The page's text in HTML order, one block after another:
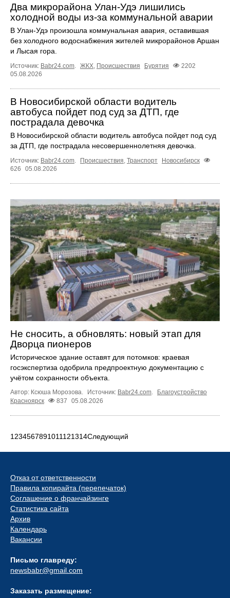
Два микрорайона Улан-Удэ лишились
холодной воды из-за коммунальной аварии
В Улан-Удэ произошла коммунальная авария, оставившая
без холодного водоснабжения жителей микрорайонов Аршан
и Лысая гора.
Источник: Babr24.com. ЖКХ, Происшествия Бурятия
2202
05.08.2026
В Новосибирской области водитель
автобуса пойдет под суд за ДТП, где
пострадала девочка
В Новосибирской области водитель автобуса пойдет под суд
за ДТП, где пострадала несовершеннолетняя девочка.
Источник: Babr24.com. Происшествия, Транспорт
Новосибирск
626
05.08.2026
Не сносить, а обновлять: новый этап для
Дворца пионеров
Историческое здание оставят для потомков: краевая
госэкспертиза одобрила предпроектную документацию с
учётом сохранности объекта.
Автор: Ксюша Морозова. Источник: Babr24.com.
Благоустройство
Красноярск
837 05.08.2026
1 234567891011121314Следующий
Отказ от ответственности
Правила копирайта (перепечаток)
Соглашение о франчайзинге
Статистика сайта
Архив
Календарь
Вакансии
Письмо главреду:
newsbabr@gmail.com
Заказать размещение: